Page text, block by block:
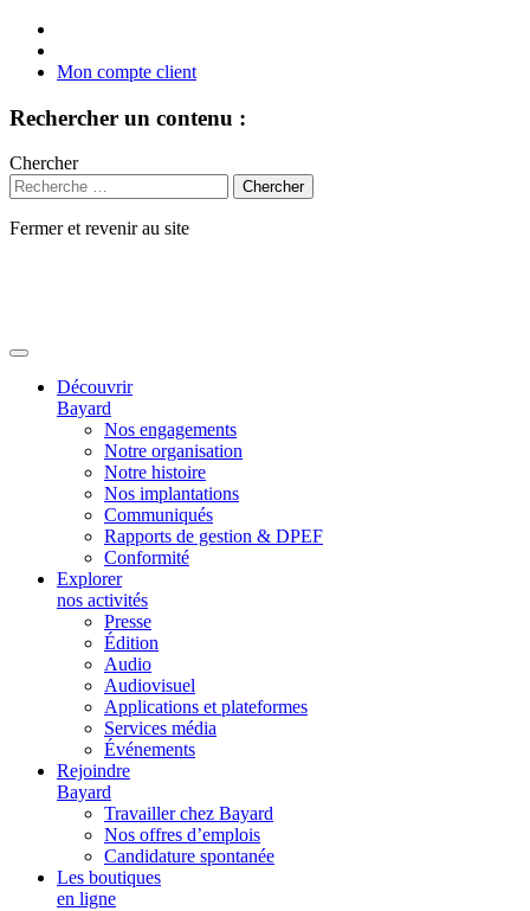
Mon compte client
Rechercher un contenu :
Chercher
Fermer et revenir au site
Découvrir
Bayard
Nos engagements
Notre organisation
Notre histoire
Nos implantations
Communiqués
Rapports de gestion & DPEF
Conformité
Explorer
nos activités
Presse
Édition
Audio
Audiovisuel
Applications et plateformes
Services média
Événements
Rejoindre
Bayard
Travailler chez Bayard
Nos offres d’emplois
Candidature spontanée
Les boutiques
en ligne